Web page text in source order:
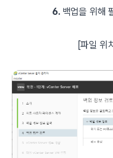
6.백업을 위해
[파일 위